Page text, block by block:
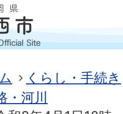
くらし・手続き
・河川